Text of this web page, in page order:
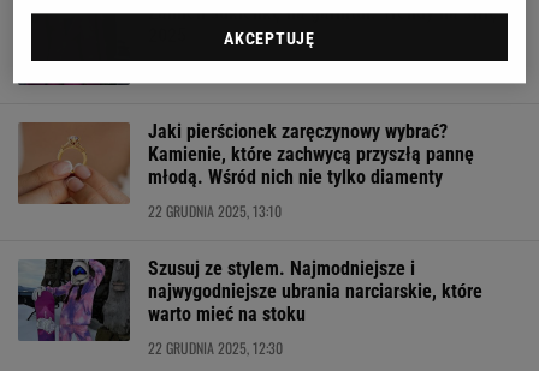
Zamień sukienkę na garnitur. Trendy na święta
Jaki pierścionek zaręczynowy wybrać?
Kamienie, które zachwycą przyszłą pannę
młodą. Wśród nich nie tylko diamenty
22 GRUDNIA 2025, 13:10
Szusuj ze stylem. Najmodniejsze i
najwygodniejsze ubrania narciarskie, które
warto mieć na stoku
22 GRUDNIA 2025, 12:30
AKCEPTUJĘ